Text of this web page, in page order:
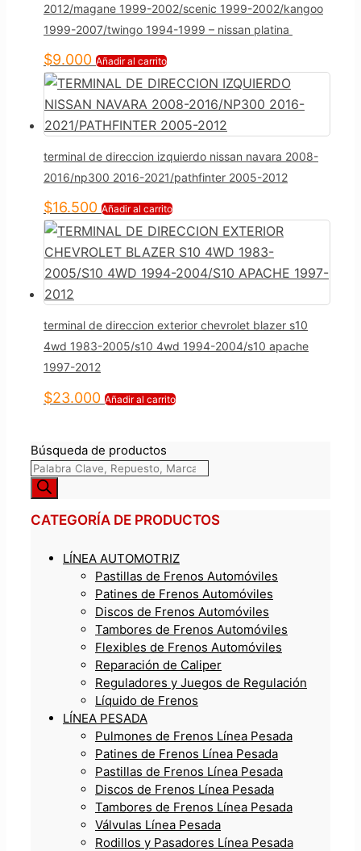
2012/magane 1999-2002/scenic 1999-2002/kangoo
1999-2007/twingo 1994-1999 – nissan platina
$9.000 Añadir al carrito
terminal de direccion izquierdo nissan navara 2008-
2016/np300 2016-2021/pathfinter 2005-2012
$16.500 Añadir al carrito
terminal de direccion exterior chevrolet blazer s10
4wd 1983-2005/s10 4wd 1994-2004/s10 apache
1997-2012
$23.000 Añadir al carrito
Búsqueda de productos
CATEGORÍA DE PRODUCTOS
LÍNEA AUTOMOTRIZ
Pastillas de Frenos Automóviles
Patines de Frenos Automóviles
Discos de Frenos Automóviles
Tambores de Frenos Automóviles
Flexibles de Frenos Automóviles
Reparación de Caliper
Reguladores y Juegos de Regulación
Líquido de Frenos
LÍNEA PESADA
Pulmones de Frenos Línea Pesada
Patines de Frenos Línea Pesada
Pastillas de Frenos Línea Pesada
Discos de Frenos Línea Pesada
Tambores de Frenos Línea Pesada
Válvulas Línea Pesada
Rodillos y Pasadores Línea Pesada